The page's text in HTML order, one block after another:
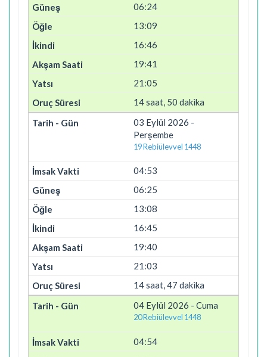
06:24
13:09
16:46
19:41
21:05
14 saat, 50 dakika
03 Eylül 2026 -
Perşembe
19 Rebiülevvel 1448
04:53
06:25
13:08
16:45
19:40
21:03
14 saat, 47 dakika
04 Eylül 2026 - Cuma
20 Rebiülevvel 1448
04:54